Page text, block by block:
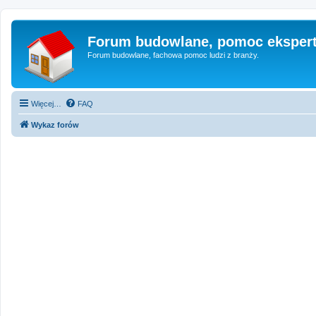
Forum budowlane, pomoc
Forum budowlane, fachowa pomoc ludzi z branży.
Więcej… FAQ
Wykaz forów